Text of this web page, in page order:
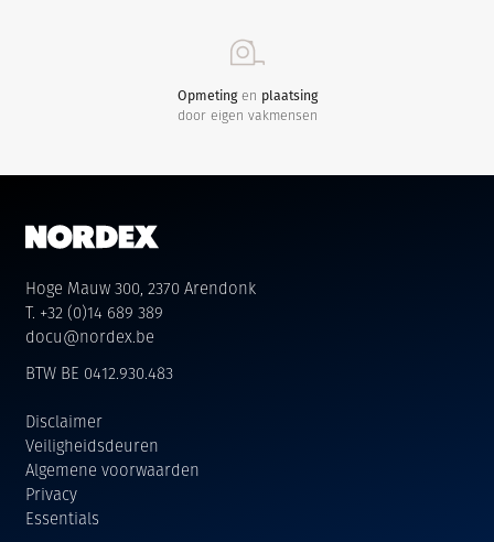
Opmetingen plaatsing
door eigen vakmensen
Hoge Mauw 300, 2370 Arendonk
T. +32 (0)14 689 389
docu@nordex.be
BTW BE 0412.930.483
Disclaimer
Veiligheidsdeuren
Algemene voorwaarden
Privacy
Essentials